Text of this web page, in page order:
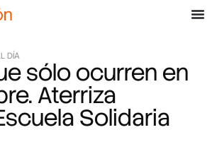
DÍA
sólo ocurren en
Aterriza
Solidaria